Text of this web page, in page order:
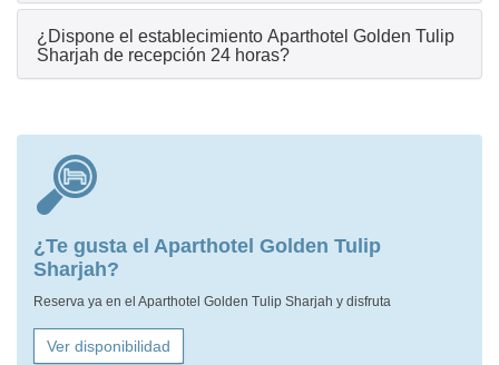
¿Dispone el establecimiento Aparthotel Golden Tulip
Sharjah de recepción 24 horas?
¿Te gusta el Aparthotel Golden Tulip
Sharjah?
Reserva ya en el Aparthotel Golden Tulip Sharjah y disfruta
Ver disponibilidad